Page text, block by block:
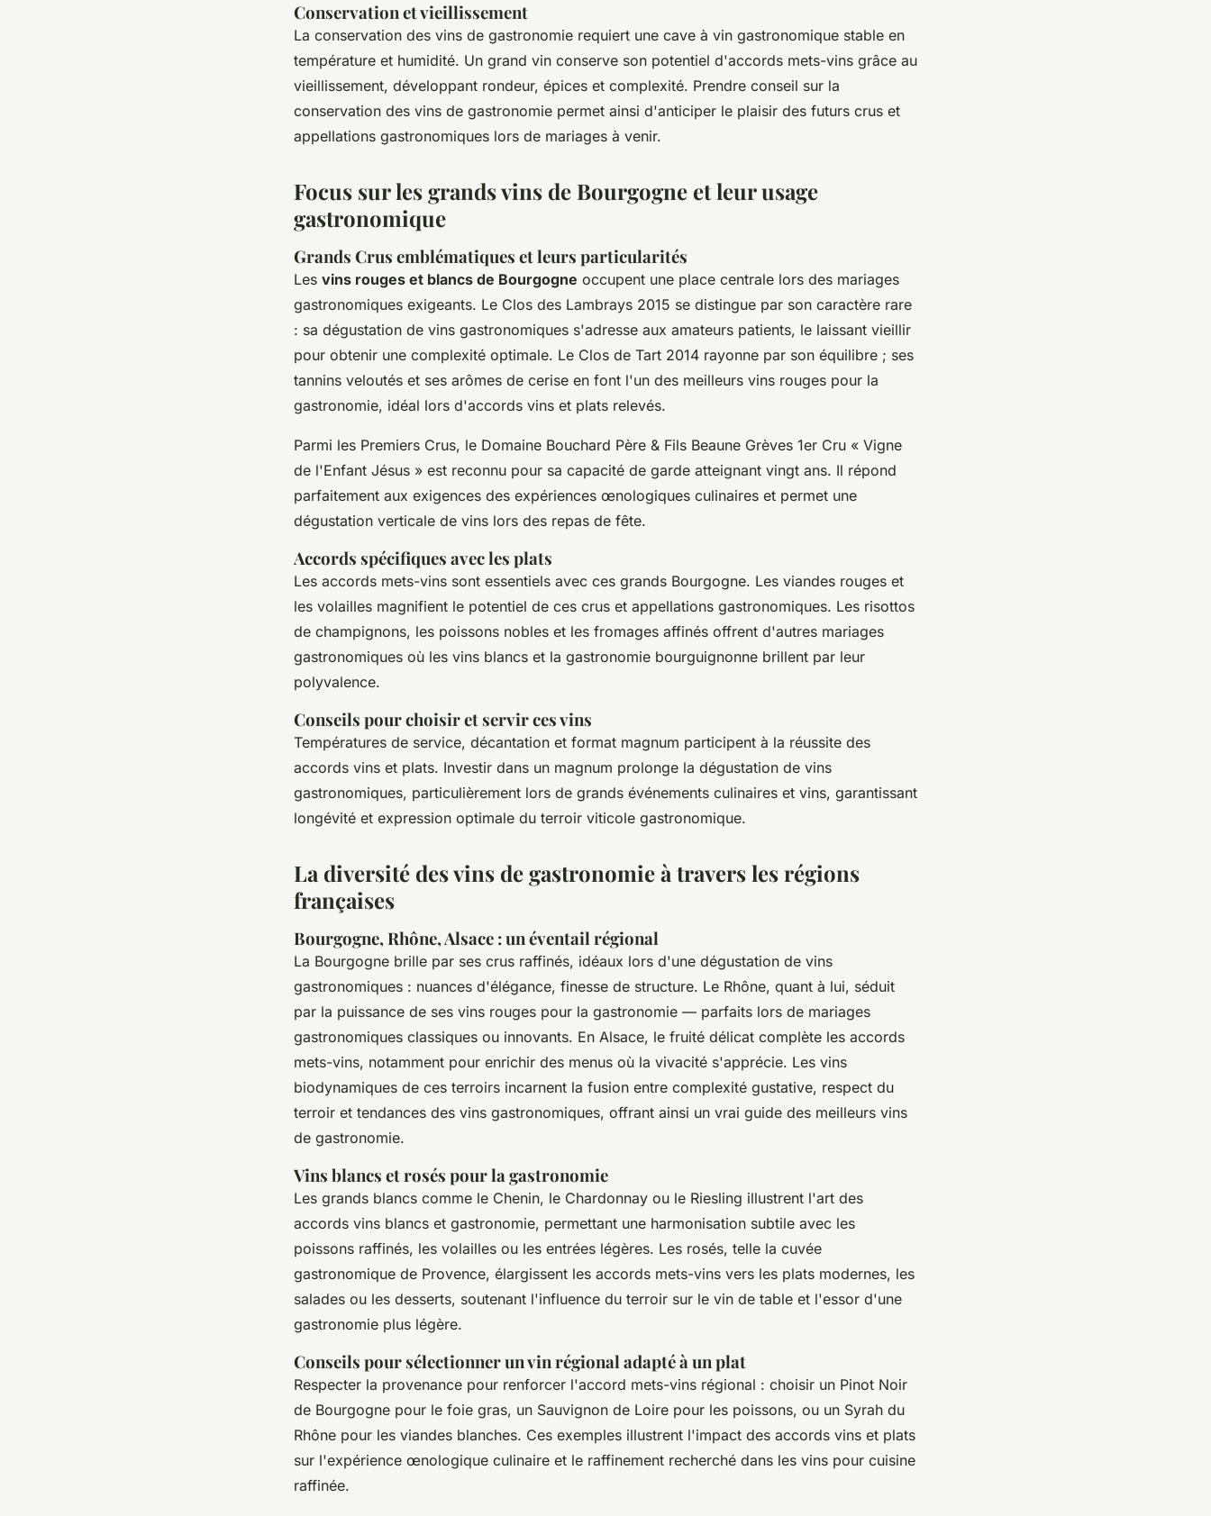
Conservation et vieillissement
La conservation des vins de gastronomie requiert une cave à vin gastronomique stable en
température et humidité. Un grand vin conserve son potentiel d'accords mets-vins grâce au
vieillissement, développant rondeur, épices et complexité. Prendre conseil sur la
conservation des vins de gastronomie permet ainsi d'anticiper le plaisir des futurs crus et
appellations gastronomiques lors de mariages à venir.
Focus sur les grands vins de Bourgogne et leur usage
gastronomique
Grands Crus emblématiques et leurs particularités
Les vins rouges et blancs de Bourgogne occupent une place centrale lors des mariages
gastronomiques exigeants. Le Clos des Lambrays 2015 se distingue par son caractère rare
: sa dégustation de vins gastronomiques s'adresse aux amateurs patients, le laissant vieillir
pour obtenir une complexité optimale. Le Clos de Tart 2014 rayonne par son équilibre ; ses
tannins veloutés et ses arômes de cerise en font l'un des meilleurs vins rouges pour la
gastronomie, idéal lors d'accords vins et plats relevés.
Parmi les Premiers Crus, le Domaine Bouchard Père & Fils Beaune Grèves 1er Cru « Vigne
de l'Enfant Jésus » est reconnu pour sa capacité de garde atteignant vingt ans. Il répond
parfaitement aux exigences des expériences œnologiques culinaires et permet une
dégustation verticale de vins lors des repas de fête.
Accords spécifiques avec les plats
Les accords mets-vins sont essentiels avec ces grands Bourgogne. Les viandes rouges et
les volailles magnifient le potentiel de ces crus et appellations gastronomiques. Les risottos
de champignons, les poissons nobles et les fromages affinés offrent d'autres mariages
gastronomiques où les vins blancs et la gastronomie bourguignonne brillent par leur
polyvalence.
Conseils pour choisir et servir ces vins
Températures de service, décantation et format magnum participent à la réussite des
accords vins et plats. Investir dans un magnum prolonge la dégustation de vins
gastronomiques, particulièrement lors de grands événements culinaires et vins, garantissant
longévité et expression optimale du terroir viticole gastronomique.
La diversité des vins de gastronomie à travers les régions
françaises
Bourgogne, Rhône, Alsace : un éventail régional
La Bourgogne brille par ses crus raffinés, idéaux lors d'une dégustation de vins
gastronomiques : nuances d'élégance, finesse de structure. Le Rhône, quant à lui, séduit
par la puissance de ses vins rouges pour la gastronomie — parfaits lors de mariages
gastronomiques classiques ou innovants. En Alsace, le fruité délicat complète les accords
mets-vins, notamment pour enrichir des menus où la vivacité s'apprécie. Les vins
biodynamiques de ces terroirs incarnent la fusion entre complexité gustative, respect du
terroir et tendances des vins gastronomiques, offrant ainsi un vrai guide des meilleurs vins
de gastronomie.
Vins blancs et rosés pour la gastronomie
Les grands blancs comme le Chenin, le Chardonnay ou le Riesling illustrent l'art des
accords vins blancs et gastronomie, permettant une harmonisation subtile avec les
poissons raffinés, les volailles ou les entrées légères. Les rosés, telle la cuvée
gastronomique de Provence, élargissent les accords mets-vins vers les plats modernes, les
salades ou les desserts, soutenant l'influence du terroir sur le vin de table et l'essor d'une
gastronomie plus légère.
Conseils pour sélectionner un vin régional adapté à un plat
Respecter la provenance pour renforcer l'accord mets-vins régional : choisir un Pinot Noir
de Bourgogne pour le foie gras, un Sauvignon de Loire pour les poissons, ou un Syrah du
Rhône pour les viandes blanches. Ces exemples illustrent l'impact des accords vins et plats
sur l'expérience œnologique culinaire et le raffinement recherché dans les vins pour cuisine
raffinée.